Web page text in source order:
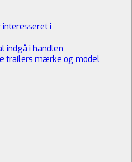
i
indgå i handlen
trailers mærke og model